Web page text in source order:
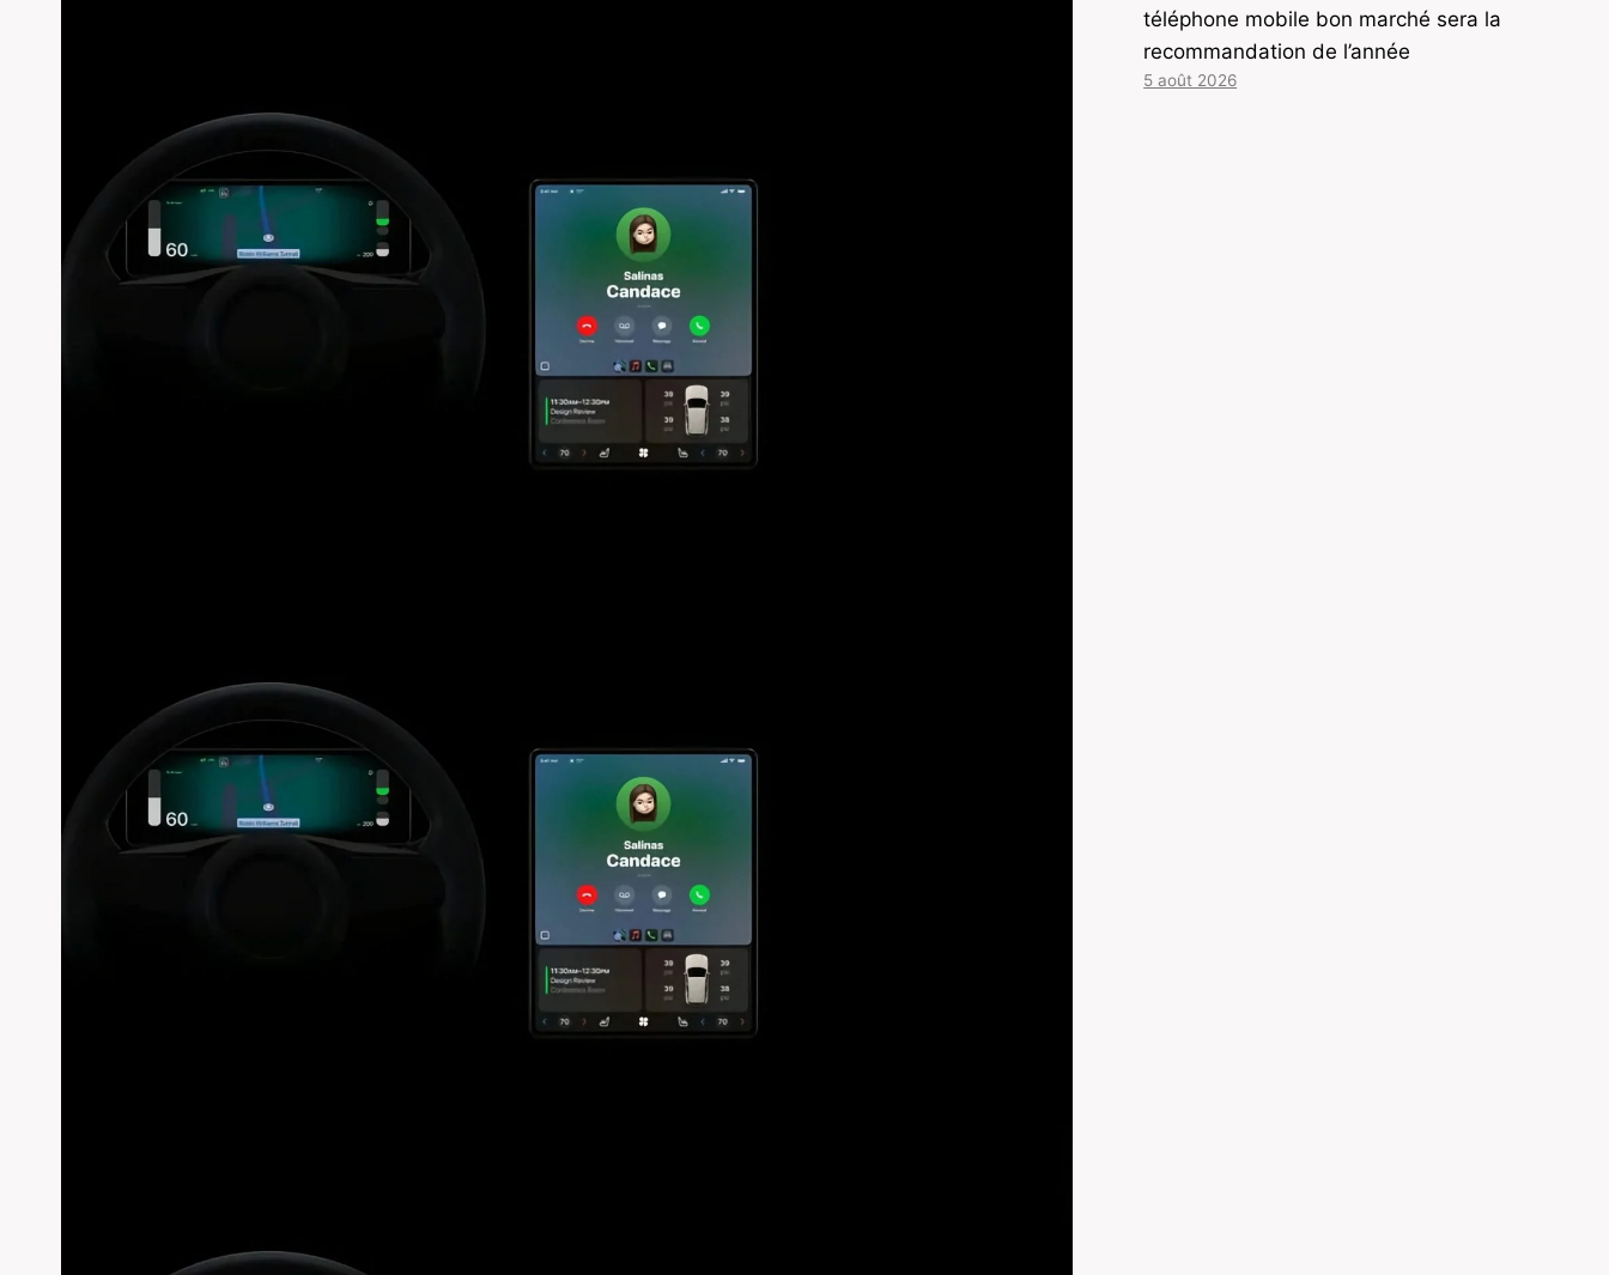
téléphone mobile bon marché sera la
recommandation de l’année
5 août 2026